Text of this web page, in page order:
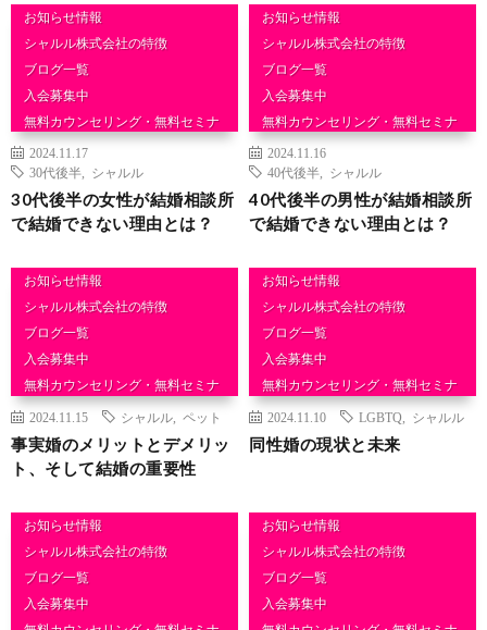
お知らせ情報
シャルル株式会社の特徴
ブログ一覧
入会募集中
無料カウンセリング・無料セミナ
ー
結婚相談
2024.11.17
30代後半
シャルル
30代後半の女性が結婚相談所
で結婚できない理由とは？
お知らせ情報
シャルル株式会社の特徴
ブログ一覧
入会募集中
無料カウンセリング・無料セミナ
ー
結婚相談
2024.11.16
40代後半
シャルル
40代後半の男性が結婚相談所
で結婚できない理由とは？
お知らせ情報
シャルル株式会社の特徴
ブログ一覧
入会募集中
無料カウンセリング・無料セミナ
ー
結婚相談
2024.11.15 シャルル ペット
事実婚のメリットとデメリッ
ト、そして結婚の重要性
お知らせ情報
シャルル株式会社の特徴
ブログ一覧
入会募集中
無料カウンセリング・無料セミナ
ー
結婚相談
2024.11.10 LGBTQ シャルル
同性婚の現状と未来
お知らせ情報
シャルル株式会社の特徴
ブログ一覧
入会募集中
お知らせ情報
シャルル株式会社の特徴
ブログ一覧
入会募集中